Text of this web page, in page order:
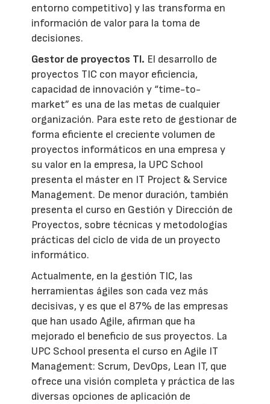
entorno competitivo) y las transforma en
información de valor para la toma de
decisiones.
Gestor de proyectos TI. El desarrollo de
proyectos TIC con mayor eficiencia,
capacidad de innovación y “time-to-
market” es una de las metas de cualquier
organización. Para este reto de gestionar de
forma eficiente el creciente volumen de
proyectos informáticos en una empresa y
su valor en la empresa, la UPC School
presenta el máster en IT Project & Service
Management. De menor duración, también
presenta el curso en Gestión y Dirección de
Proyectos, sobre técnicas y metodologías
prácticas del ciclo de vida de un proyecto
informático.
Actualmente, en la gestión TIC, las
herramientas ágiles son cada vez más
decisivas, y es que el 87% de las empresas
que han usado Agile, afirman que ha
mejorado el beneficio de sus proyectos. La
UPC School presenta el curso en Agile IT
Management: Scrum, DevOps, Lean IT, que
ofrece una visión completa y práctica de las
diversas opciones de aplicación de